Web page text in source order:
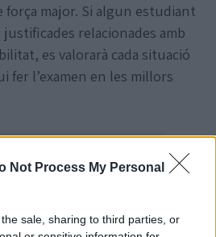
Not Process My Personal
sale, sharing to third parties, or
força major. Si algun estudiant
relacionades amb
es valorarà cada situació
fer l’examen en les millors